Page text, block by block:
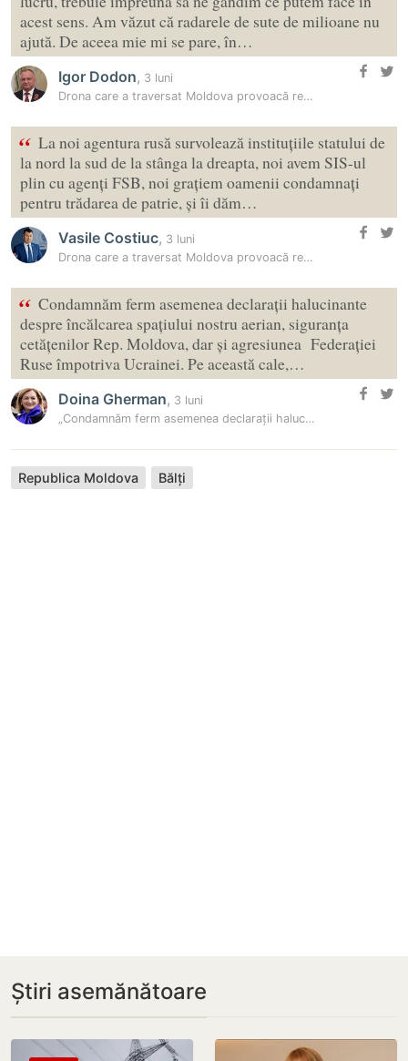
acest sens. Am văzut că radarele de sute de milioane nu
ajută. De aceea mie mi se pare, în…
Igor Dodon, 3 luni
Drona care a traversat Moldova provoacă reacții politice
“ La noi agentura rusă survolează instituțiile statului de
la nord la sud de la stânga la dreapta, noi avem SIS-ul
plin cu agenți FSB, noi grațiem oamenii condamnați
pentru trădarea de patrie, și îi dăm…
Vasile Costiuc, 3 luni
Drona care a traversat Moldova provoacă reacții politice
“ Condamnăm ferm asemenea declarații halucinante
despre încălcarea spațiului nostru aerian, siguranța
cetățenilor Rep. Moldova, dar și agresiunea Federației
Ruse împotriva Ucrainei. Pe această cale,…
Doina Gherman, 3 luni
„Condamnăm ferm asemenea declarații halucinante”. Drona care a…
Republica Moldova Bălți
Știri asemănătoare